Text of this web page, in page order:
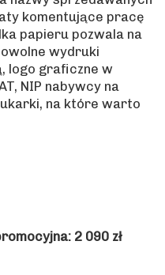
komentujące pracę
papieru pozwala na
wydruki
logo graficzne w
NIP nabywcy na
na które warto
2 090 zł